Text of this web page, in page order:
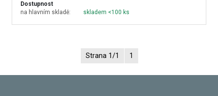
Dostupnost
na hlavním skladě:
skladem <100 ks
Strana 1/1 1